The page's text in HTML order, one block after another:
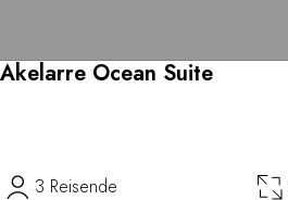
Akelarre Ocean Suite
3 Reisende